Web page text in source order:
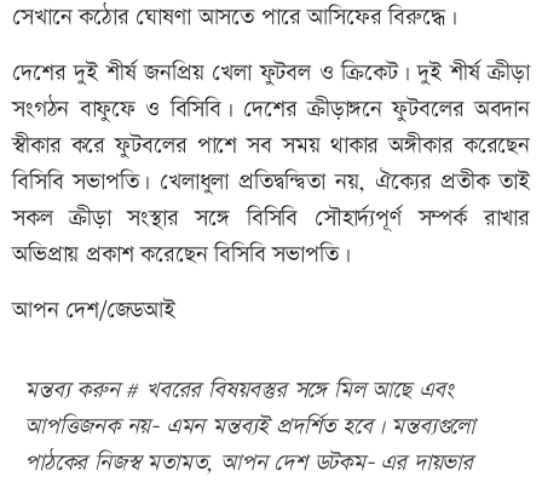
সেখানে কঠোর ঘোষণা আসতে পারে আসিফের বিরুদ্ধে।
দেশের দুই শীর্ষ জনপ্রিয় খেলা ফুটবল ও ক্রিকেট। দুই শীর্ষ ক্রীড়া
সংগঠন বাফুফে ও বিসিবি। দেশের ক্রীড়াঙ্গনে ফুটবলের অবদান
স্বীকার করে ফুটবলের পাশে সব সময় থাকার অঙ্গীকার করেছেন
বিসিবি সভাপতি। খেলাধুলা প্রতিদ্বন্দ্বিতা নয়, ঐক্যের প্রতীক তাই
সকল ক্রীড়া সংস্থার সঙ্গে বিসিবি সৌহার্দ্যপূর্ণ সম্পর্ক রাখার
অভিপ্রায় প্রকাশ করেছেন বিসিবি সভাপতি।
আপন দেশ/জেডআই
মন্তব্য করুন # খবরের বিষয়বস্তুর সঙ্গে মিল আছে এবং
আপত্তিজনক নয়- এমন মন্তব্যই প্রদর্শিত হবে। মন্তব্যগুলো
পাঠকের নিজস্ব মতামত, আপন দেশ ডটকম- এর দায়ভার